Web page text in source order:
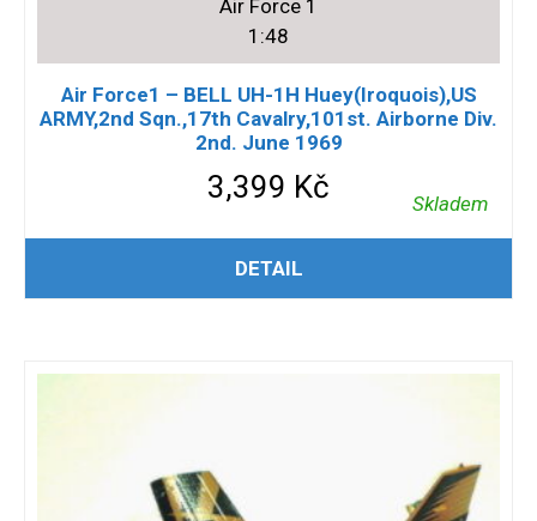
Air Force 1
1:48
Air Force1 – BELL UH-1H Huey(Iroquois),US
ARMY,2nd Sqn.,17th Cavalry,101st. Airborne Div.
2nd. June 1969
3,399 Kč Skladem
PŘIDAT DO KOŠÍKU
DETAIL